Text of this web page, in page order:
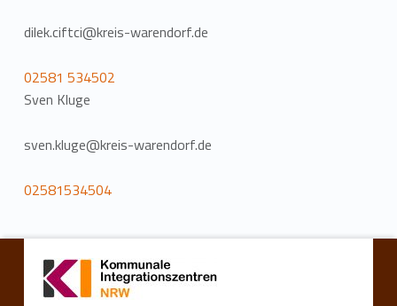
dilek.ciftci@kreis-warendorf.de
02581 534502
Sven Kluge
sven.kluge@kreis-warendorf.de
02581534504